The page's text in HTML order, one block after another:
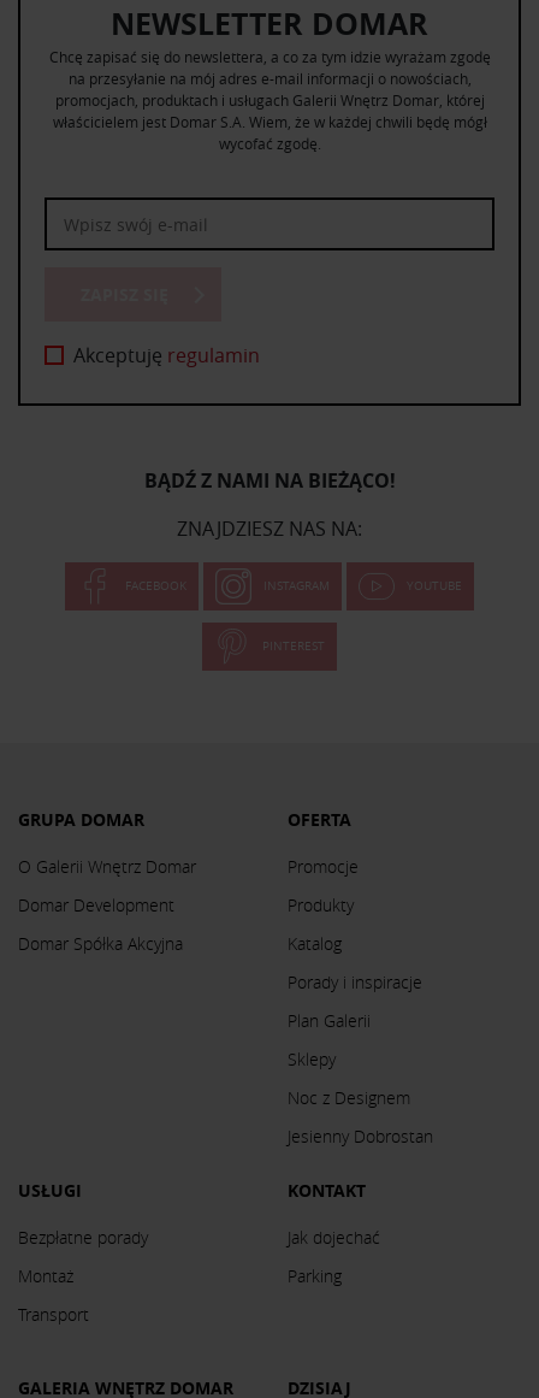
NEWSLETTER DOMAR
Chcę zapisać się do newslettera, a co za tym idzie wyrażam zgodę
na przesyłanie na mój adres e-mail informacji o nowościach,
promocjach, produktach i usługach Galerii Wnętrz Domar, której
właścicielem jest Domar S.A. Wiem, że w każdej chwili będę mógł
wycofać zgodę.
Akceptuję regulamin
BĄDŹ Z NAMI NA BIEŻĄCO!
ZNAJDZIESZ NAS NA:
FACEBOOK INSTAGRAM YOUTUBE
PINTEREST
GRUPA DOMAR
O Galerii Wnętrz Domar
Domar Development
Domar Spółka Akcyjna
OFERTA
Promocje
Produkty
Katalog
Porady i inspiracje
Plan Galerii
Sklepy
Noc z Designem
Jesienny Dobrostan
USŁUGI
Bezpłatne porady
Montaż
Transport
KONTAKT
Jak dojechać
Parking
GALERIA WNĘTRZ DOMAR DZISIAJ